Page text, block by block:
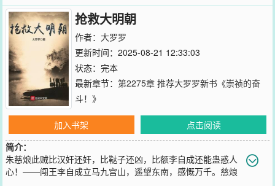
抢救大明朝
作者： 大罗罗
更新时间：2025-08-21 12:33:03
状态：完本
最新章节： 第2275章 推荐大罗罗新书《崇祯的奋
斗！》
加入书架
点击阅读
简介：
朱慈烺此贼比汉奸还奸，比鞑子还凶，比额李自成还能蛊惑人
心！——闯王李自成立马九宫山，遥望东南，感慨万千。慈烺